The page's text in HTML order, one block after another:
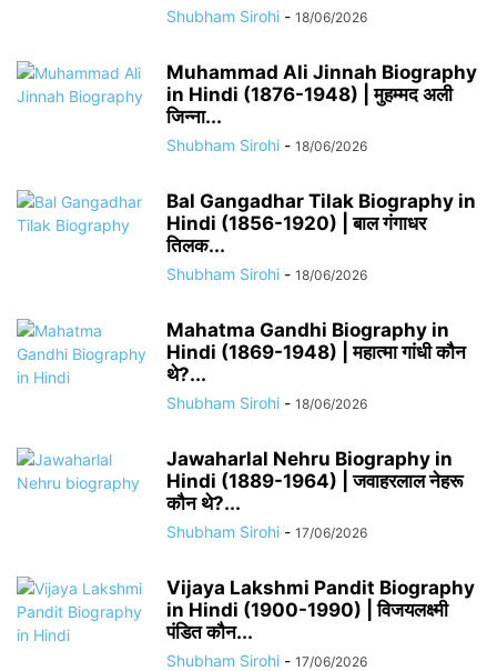
Shubham Sirohi - 18/06/2026
Muhammad Ali Jinnah Biography
in Hindi (1876-1948) | मुहम्मद अली
जिन्ना...
Shubham Sirohi - 18/06/2026
Bal Gangadhar Tilak Biography in
Hindi (1856-1920) | बाल गंगाधर
तिलक...
Shubham Sirohi - 18/06/2026
Mahatma Gandhi Biography in
Hindi (1869-1948) | महात्मा गांधी कौन
थे?...
Shubham Sirohi - 18/06/2026
Jawaharlal Nehru Biography in
Hindi (1889-1964) | जवाहरलाल नेहरू
कौन थे?...
Shubham Sirohi - 17/06/2026
Vijaya Lakshmi Pandit Biography
in Hindi (1900-1990) | विजयलक्ष्मी
पंडित कौन...
Shubham Sirohi - 17/06/2026